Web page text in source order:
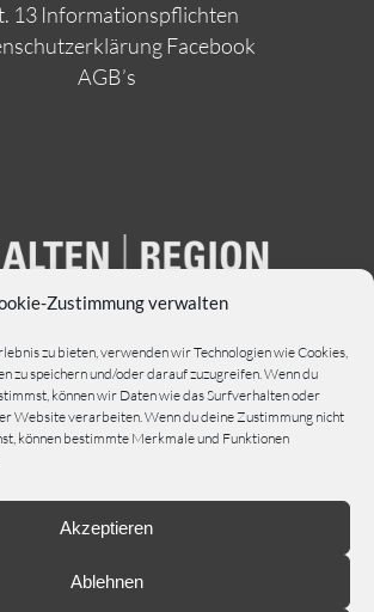
Zustimmung verwalten
zu bieten, verwenden wir Technologien wie Cookies,
zu speichern und/oder darauf zuzugreifen. Wenn du
können wir Daten wie das Surfverhalten oder
Website verarbeiten. Wenn du deine Zustimmung nicht
können bestimmte Merkmale und Funktionen
Akzeptieren
Ablehnen
13 Informationspflichten
Facebook
AGB’s